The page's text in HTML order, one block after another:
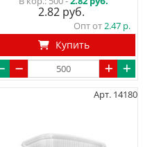
2.82
Опт от2.47
Купить
Арт. 14180